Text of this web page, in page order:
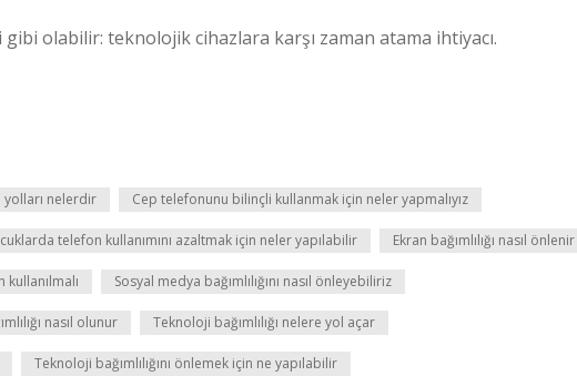
gibi olabilir: teknolojik cihazlara karşı zaman atama ihtiyacı.
yolları nelerdir Cep telefonunu bilinçli kullanmak için neler yapmalıyız
telefon kullanımını azaltmak için neler yapılabilir Ekran bağımlılığı nasıl önlenir
Sosyal medya bağımlılığını nasıl önleyebiliriz
nasıl olunur Teknoloji bağımlılığı nelere yol açar
Teknoloji bağımlılığını önlemek için ne yapılabilir